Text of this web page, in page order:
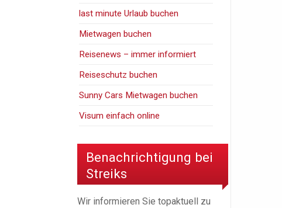
last minute Urlaub buchen
Mietwagen buchen
Reisenews – immer informiert
Reiseschutz buchen
Sunny Cars Mietwagen buchen
Visum einfach online
Benachrichtigung bei
Streiks
Wir informieren Sie topaktuell zu